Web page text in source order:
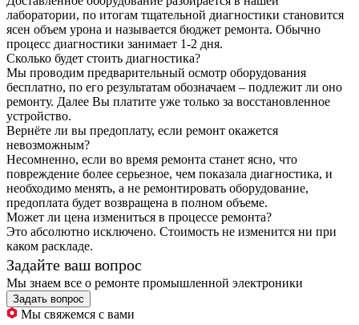
лаборатории, по итогам тщательной диагностики становится
ясен объем урона и называется бюджет ремонта. Обычно
процесс диагностики занимает 1-2 дня.
Сколько будет стоить диагностика?
Мы проводим предварительный осмотр оборудования
бесплатно, по его результатам обозначаем – подлежит ли оно
ремонту. Далее Вы платите уже только за восстановленное
устройство.
Вернёте ли вы предоплату, если ремонт окажется
невозможным?
Несомненно, если во время ремонта станет ясно, что
повреждение более серьезное, чем показала диагностика, и
необходимо менять, а не ремонтировать оборудование,
предоплата будет возвращена в полном объеме.
Может ли цена измениться в процессе ремонта?
Это абсолютно исключено. Стоимость не изменится ни при
каком раскладе.
Задайте ваш вопрос
Мы знаем все о ремонте промышленной электроники
Задать вопрос
Мы свяжемся с вами